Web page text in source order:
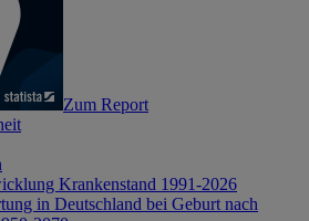
Zum Report
Krankenstand 1991-2026
in Deutschland bei Geburt nach